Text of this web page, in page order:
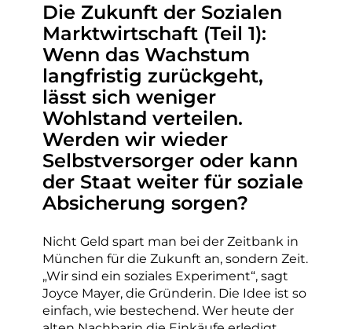
Die Zukunft der Sozialen
Marktwirtschaft (Teil 1):
Wenn das Wachstum
langfristig zurückgeht,
lässt sich weniger
Wohlstand verteilen.
Werden wir wieder
Selbstversorger oder kann
der Staat weiter für soziale
Absicherung sorgen?
Nicht Geld spart man bei der Zeitbank in
München für die Zukunft an, sondern Zeit.
„Wir sind ein soziales Experiment“, sagt
Joyce Mayer, die Gründerin. Die Idee ist so
einfach, wie bestechend. Wer heute der